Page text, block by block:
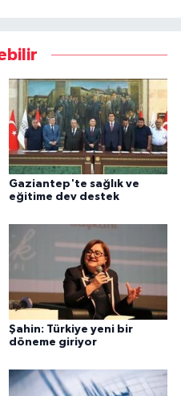
Gaziantep'te sağlık ve
eğitime dev destek
Şahin: Türkiye yeni bir
döneme giriyor